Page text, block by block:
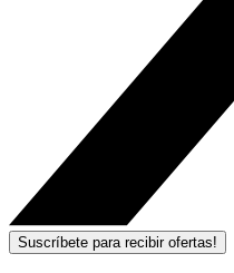
Suscríbete para recibir ofertas!